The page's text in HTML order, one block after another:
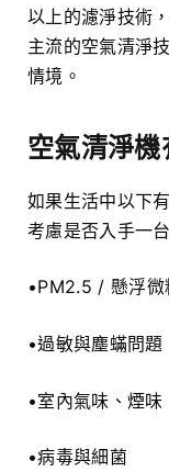
以上的濾淨技術
主流的空氣清淨
情境。
空氣清淨機
如果生活中以下
考慮是否入手一
•PM2.5 / 懸浮微
•過敏與塵蟎問題
•室內氣味、煙味
•病毒與細菌